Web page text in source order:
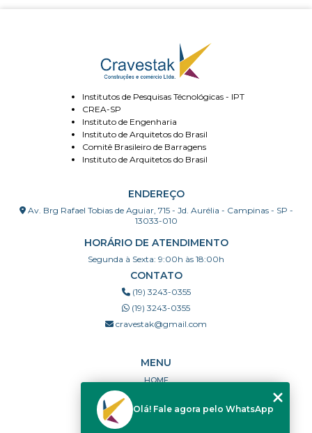
Institutos de Pesquisas Técnológicas - IPT
CREA-SP
Instituto de Engenharia
Instituto de Arquitetos do Brasil
Comitê Brasileiro de Barragens
Instituto de Arquitetos do Brasil
ENDEREÇO
Av. Brg Rafael Tobias de Aguiar, 715 - Jd. Aurélia - Campinas - SP -
13033-010
HORÁRIO DE ATENDIMENTO
Segunda à Sexta: 9:00h às 18:00h
CONTATO
(19) 3243-0355
(19) 3243-0355
cravestak@gmail.com
MENU
HOME
PORTFÓLIO
DÚVIDAS FREQUENTES
Olá! Fale agora pelo WhatsApp